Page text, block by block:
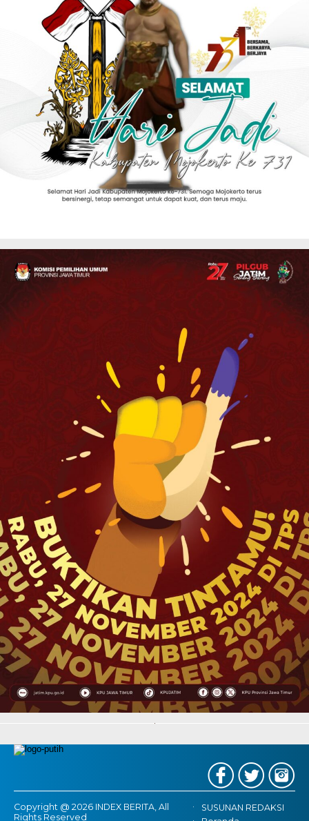
Copyright @ 2026 INDEX BERITA, All
Rights Reserved
SUSUNAN REDAKSI